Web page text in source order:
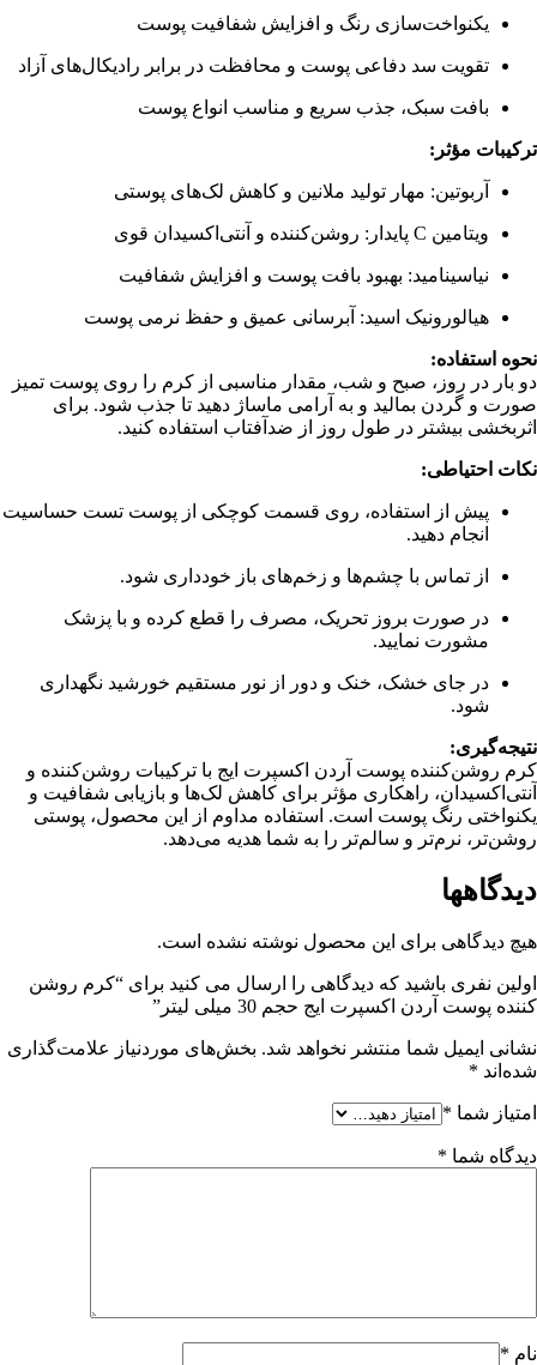
یکنواخت‌سازی رنگ و افزایش شفافیت پوست
تقویت سد دفاعی پوست و محافظت در برابر رادیکال‌های آزاد
بافت سبک، جذب سریع و مناسب انواع پوست
ترکیبات مؤثر:
آربوتین: مهار تولید ملانین و کاهش لک‌های پوستی
ویتامین C پایدار: روشن‌کننده و آنتی‌اکسیدان قوی
نیاسینامید: بهبود بافت پوست و افزایش شفافیت
هیالورونیک اسید: آبرسانی عمیق و حفظ نرمی پوست
نحوه استفاده:
دو بار در روز، صبح و شب، مقدار مناسبی از کرم را روی پوست تمیز
صورت و گردن بمالید و به آرامی ماساژ دهید تا جذب شود. برای
اثربخشی بیشتر در طول روز از ضدآفتاب استفاده کنید.
نکات احتیاطی:
پیش از استفاده، روی قسمت کوچکی از پوست تست حساسیت
انجام دهید.
از تماس با چشم‌ها و زخم‌های باز خودداری شود.
در صورت بروز تحریک، مصرف را قطع کرده و با پزشک
مشورت نمایید.
در جای خشک، خنک و دور از نور مستقیم خورشید نگهداری
شود.
نتیجه‌گیری:
کرم روشن‌کننده پوست آردن اکسپرت ایج با ترکیبات روشن‌کننده و
آنتی‌اکسیدان، راهکاری مؤثر برای کاهش لک‌ها و بازیابی شفافیت و
یکنواختی رنگ پوست است. استفاده مداوم از این محصول، پوستی
روشن‌تر، نرم‌تر و سالم‌تر را به شما هدیه می‌دهد.
دیدگاهها
هیچ دیدگاهی برای این محصول نوشته نشده است.
اولین نفری باشید که دیدگاهی را ارسال می کنید برای “کرم روشن
کننده پوست آردن اکسپرت ایج حجم 30 میلی لیتر”
نشانی ایمیل شما منتشر نخواهد شد. بخش‌های موردنیاز علامت‌گذاری
شده‌اند *
امتیاز شما *
دیدگاه شما *
نام *